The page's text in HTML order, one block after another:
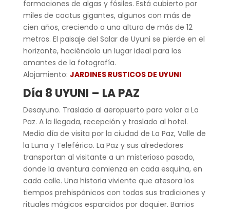
formaciones de algas y fósiles. Está cubierto por
miles de cactus gigantes, algunos con más de
cien años, creciendo a una altura de más de 12
metros. El paisaje del Salar de Uyuni se pierde en el
horizonte, haciéndolo un lugar ideal para los
amantes de la fotografía.
Alojamiento: JARDINES RUSTICOS DE UYUNI
Día 8 UYUNI – LA PAZ
Desayuno. Traslado al aeropuerto para volar a La
Paz. A la llegada, recepción y traslado al hotel.
Medio día de visita por la ciudad de La Paz, Valle de
la Luna y Teleférico. La Paz y sus alrededores
transportan al visitante a un misterioso pasado,
donde la aventura comienza en cada esquina, en
cada calle. Una historia viviente que atesora los
tiempos prehispánicos con todas sus tradiciones y
rituales mágicos esparcidos por doquier. Barrios